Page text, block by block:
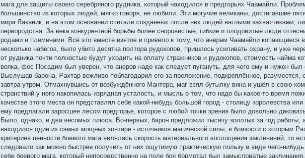
мага для защиты своего серебряного рудника, который находился в предгорьях Чаамайли.
большинство из которых людей, мягко говоря, не любили. Эти могучие великаны, достигавшие
мира Лаканик, и на этом основании считали созданных после них людей наглыми захватчиками,
первородства. За века конкурентной борьбы более сноровистые, гибкие и плодовитые люди
родами и племенами. Всё это вместе взятое и привело к тому, что анерам Чаамайли
несколько набегов, было убито десятка полтора рудокопов, пришлось усиливать охрану, и уже
от рудника почти полностью будут уходить на оплату стражников и рудокопов, стоимость найма
вояка, фос Посадим был уверен, что анеров надо как следует пугануть, для чего ему и нужен был
Выслушав барона, Рахтар вежливо поблагодарил его за преложение, подкреплённое,
завтра утром. Отмахнувшись от возбуждённого Мантера, маг взял бутылку вина и ушёл в свою
странствий у него накопилась изрядная усталость, и мысль о том, что надо бы какое-то время
качестве этого места он представлял себе какой-нибудь большой город - столицу королевства
ему предлагали заросшее лесом предгорье, которое с любой точки зрения было довольно
Было, однако, и два весомых плюса. Во-первых, барон предложил тысячу золотых за год
находился один из самых мощных зонтари - источников магической силы, в близости с которым
критериев ценности боевого мага являлась скорость материального воплощения заклинаний, то
следовало как можно быстрее получить от них ощутимую практическую пользу в виде чего-
себе боевого мага, который непосредственно на поле боя бормотал был замысловатые